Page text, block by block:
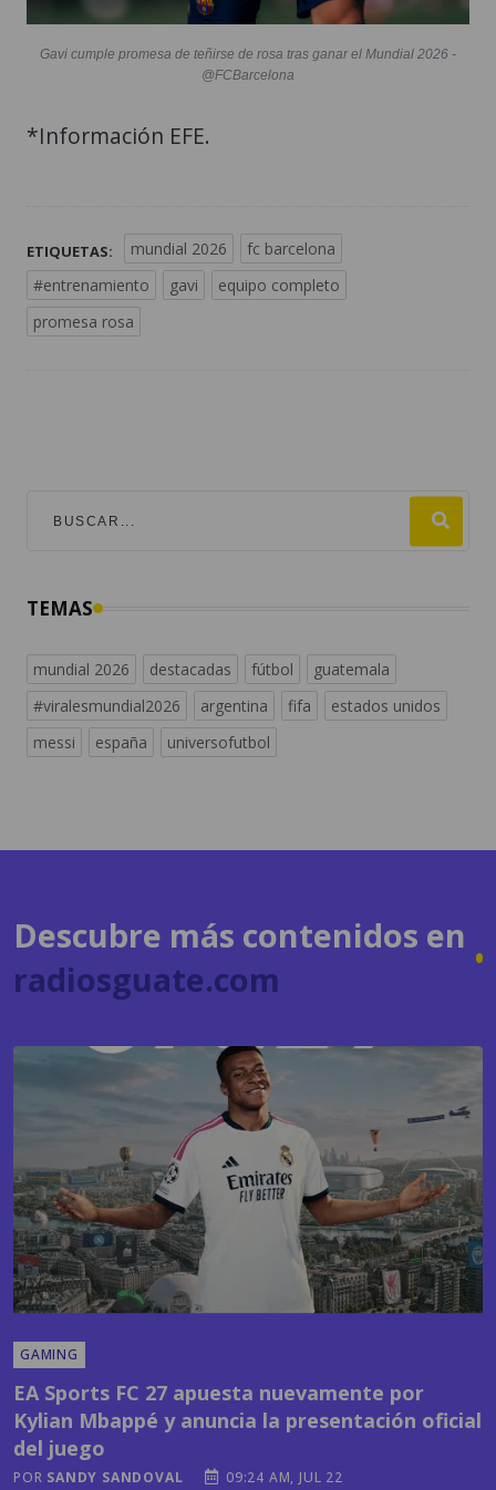
Gavi cumple promesa de teñirse de rosa tras ganar el Mundial 2026 -
@FCBarcelona
*Información EFE.
ETIQUETAS: mundial 2026
fc barcelona
#entrenamiento
gavi
equipo completo
promesa rosa
TEMAS
mundial 2026 destacadas fútbol
guatemala
#viralesmundial2026
argentina fifa
estados unidos
messi
españa universofutbol
Descubre más contenidos en
radiosguate.com
GAMING
EA Sports FC 27 apuesta nuevamente por
Kylian Mbappé y anuncia la presentación oficial
del juego
POR SANDY SANDOVAL 09:24 AM, JUL 22